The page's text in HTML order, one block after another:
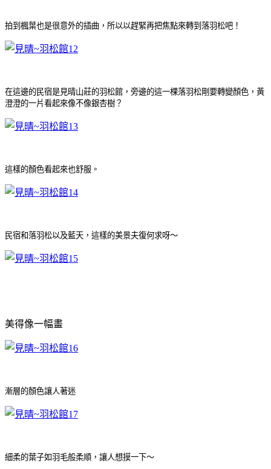
拍到楓葉也是很意外的插曲，所以以趕緊再把焦點來轉到落羽松吧！
在這邊的民宿是見晴山莊的羽松館，旁邊的這一棵落羽松剛要轉變顏色，黃
澄澄的一片看起來像不像銀杏樹？
這樣的顏色看起來也舒服 。
民宿和落羽松以及藍天，這樣的美景夫復何求呀～
美得像一幅畫
漸層的顏色讓人著迷
細柔的葉子如羽毛般柔順，讓人想摸一下～